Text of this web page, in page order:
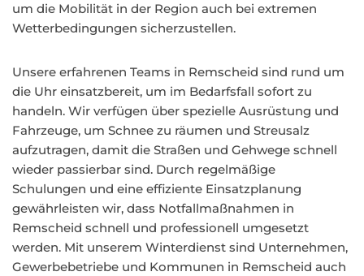
um die Mobilität in der Region auch bei extremen
Wetterbedingungen sicherzustellen.
Unsere erfahrenen Teams in Remscheid sind rund um
die Uhr einsatzbereit, um im Bedarfsfall sofort zu
handeln. Wir verfügen über spezielle Ausrüstung und
Fahrzeuge, um Schnee zu räumen und Streusalz
aufzutragen, damit die Straßen und Gehwege schnell
wieder passierbar sind. Durch regelmäßige
Schulungen und eine effiziente Einsatzplanung
gewährleisten wir, dass Notfallmaßnahmen in
Remscheid schnell und professionell umgesetzt
werden. Mit unserem Winterdienst sind Unternehmen,
Gewerbebetriebe und Kommunen in Remscheid auch